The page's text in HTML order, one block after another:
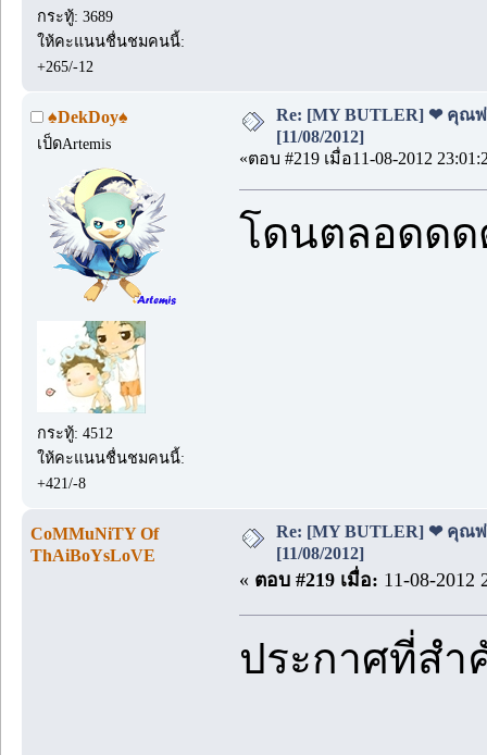
กระทู้: 3689
ให้คะแนนชื่นชมคนนี้:
+265/-12
♠DekDoy♠
เป็ดArtemis
กระทู้: 4512
ให้คะแนนชื่นชมคนนี้:
+421/-8
Re: [MY BUTLER] ❤ คุณพ่
[11/08/2012]
«ตอบ #219 เมื่อ11-08-2012
โดนตลอดดด
CoMMuNiTY Of
ThAiBoYsLoVE
Re: [MY BUTLER] ❤ คุณพ่
[11/08/2012]
« ตอบ #219 เมื่อ: 11-08-2012
ประกาศที่ส